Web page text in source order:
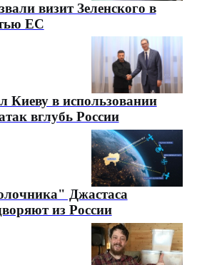
визит Зеленского в
ЕС
Киеву в использовании
вглубь России
Джастаса
из России